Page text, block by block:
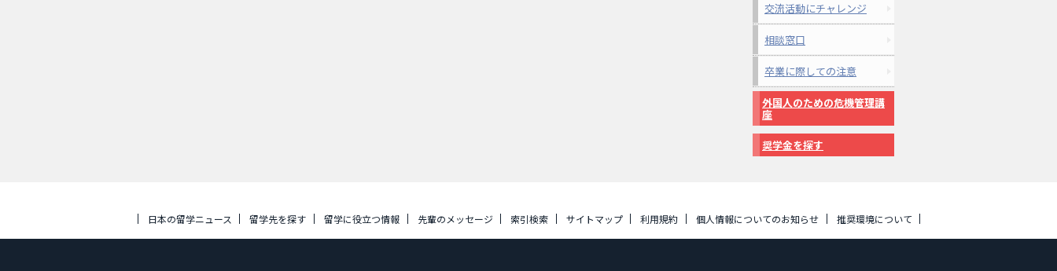
交流活動にチャレンジ
相談窓口
卒業に際しての注意
外国人のための危機管理講
座
奨学金を探す
日本の留学ニュース 留学先を探す 留学に役立つ情報 先輩のメッセージ 索引検索 サイトマップ 利用規約 個人情報についてのお知らせ 推奨環境について